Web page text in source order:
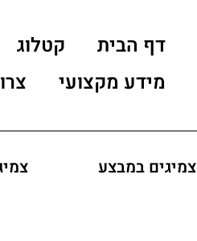
דף הבית קטלוג
מידע מקצועי
צמיגים במבצע